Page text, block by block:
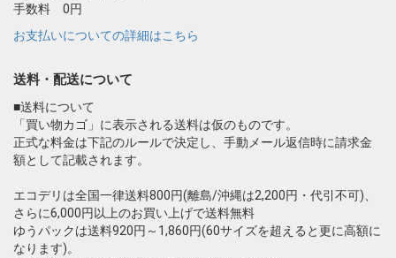
手数料 0円
お支払いについての詳細はこちら
送料・配送について
■送料について
「買い物カゴ」に表示される送料は仮のものです。
正式な料金は下記のルールで決定し、手動メール返信時に請求金
額として記載されます。
エコデリは全国一律送料800円(離島/沖縄は2,200円・代引不可)、
さらに6,000円以上のお買い上げで送料無料
ゆうパックは送料920円～1,860円(60サイズを超えると更に高額に
なります)。